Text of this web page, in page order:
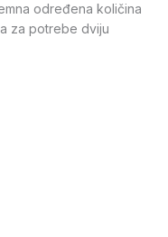
određena količina
za potrebe dviju